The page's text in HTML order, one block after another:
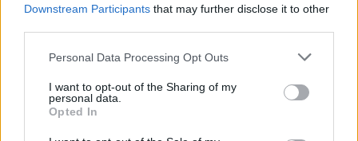
Downstream Participants that may further disclose it to other
Please note that this website/app uses one or more Google
not limited to your visit or usage behaviour. You may click to
grant or deny consent to Google and its third-party tags to
use your data for below specified purposes in below Google
consent section.
Personal Data Processing Opt Outs
I want to opt-out of the Sharing of my
personal data.
Opted In
utasításokat arról, hogy mi lenne a jó" -
fejtegette a producer. Különösen akkor
kellett figyelniük, amikor a zárt helyiségeket
A rendezőt épp ezért legtöbbször egy